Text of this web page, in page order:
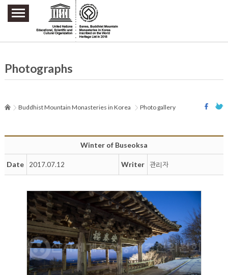
주요메뉴 바로가기
본문 바로가기
하단메뉴 바로가기
Photographs
Buddhist Mountain Monasteries in Korea Photo gallery
Winter of Buseoksa
Date 2017.07.12 Writer 관리자